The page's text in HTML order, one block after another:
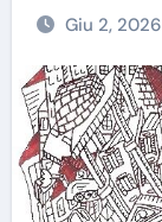
Giu 2, 2026